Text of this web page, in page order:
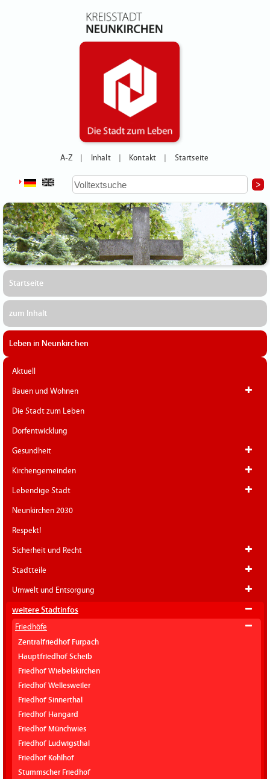
A-Z Inhalt Kontakt Startseite
Startseite
zum Inhalt
Leben in Neunkirchen
Aktuell
Bauen und Wohnen
Die Stadt zum Leben
Dorfentwicklung
Gesundheit
Kirchengemeinden
Lebendige Stadt
Neunkirchen 2030
Respekt!
Sicherheit und Recht
Stadtteile
Umwelt und Entsorgung
weitere Stadtinfos
Friedhöfe
Zentralfriedhof Furpach
Hauptfriedhof Scheib
Friedhof Wiebelskirchen
Friedhof Wellesweiler
Friedhof Sinnerthal
Friedhof Hangard
Friedhof Münchwies
Friedhof Ludwigsthal
Friedhof Kohlhof
Stummscher Friedhof